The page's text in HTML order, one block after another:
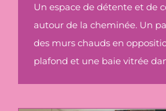
Un espace de détente et de
autour de la cheminée. Un
des murs chauds en
plafond et une baie vitrée